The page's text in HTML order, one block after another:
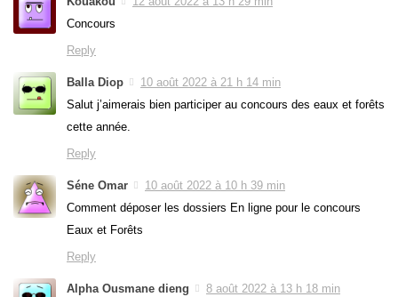
Concours
Reply
Balla Diop
10 août 2022 à 21 h 14 min
Salut j’aimerais bien participer au concours des eaux et forêts
cette année.
Reply
Séne Omar
10 août 2022 à 10 h 39 min
Comment déposer les dossiers En ligne pour le concours
Eaux et Forêts
Reply
Alpha Ousmane dieng
8 août 2022 à 13 h 18 min